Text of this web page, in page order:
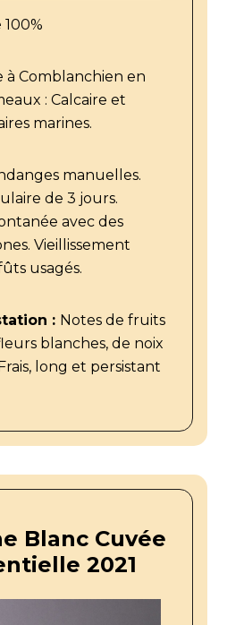
à Comblanchien en
: Calcaire et
marines.
manuelles.
de 3 jours.
avec des
Vieillissement
usagés.
: Notes de fruits
blanches, de noix
long et persistant
Blanc Cuvée
2021